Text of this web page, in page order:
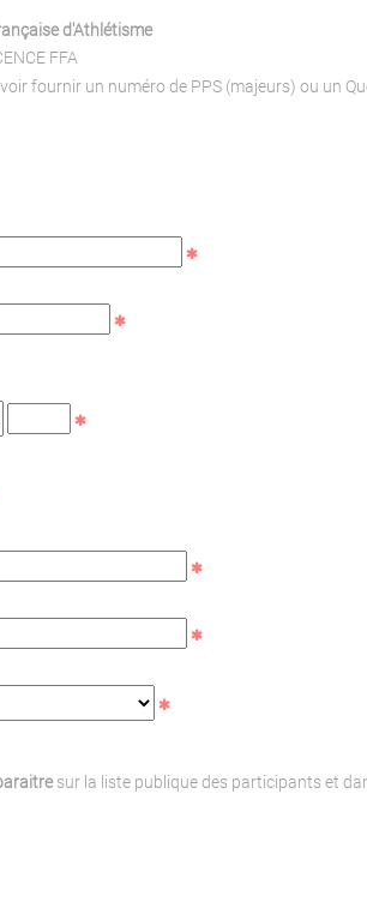
d'Athlétisme
FFA
fournir un numéro de PPS (majeurs) ou un
sur la liste publique des participants et